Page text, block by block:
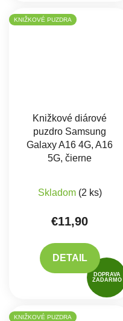
KNIŽKOVÉ PUZDRA
DOPRAVA
ZADARMO
Knižkové diárové
puzdro Samsung
Galaxy A16 4G, A16
5G, čierne
Skladom (2 ks)
€11,90
DETAIL
KNIŽKOVÉ PUZDRA